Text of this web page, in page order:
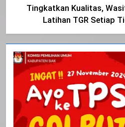
Tingkatkan Kualitas,
Latihan TGR Setiap